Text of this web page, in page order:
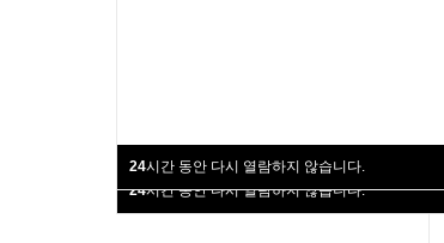
24시간 동안 다시 열람하지 않습니다.
24시간 동안 다시 열람하지 않습니다.